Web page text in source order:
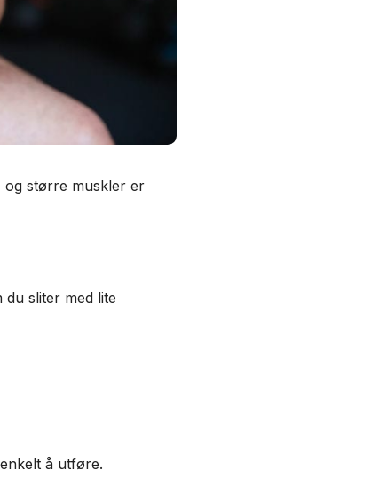
og større muskler er
sliter med lite
å utføre.